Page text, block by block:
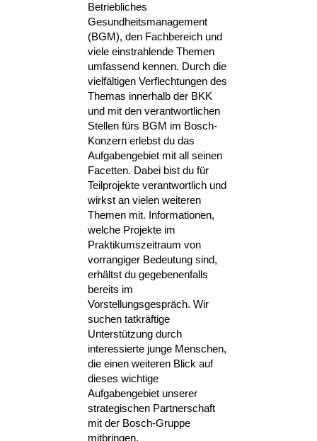
Betriebliches
Gesundheitsmanagement
(BGM), den Fachbereich und
viele einstrahlende Themen
umfassend kennen. Durch die
vielfältigen Verflechtungen des
Themas innerhalb der BKK
und mit den verantwortlichen
Stellen fürs BGM im Bosch-
Konzern erlebst du das
Aufgabengebiet mit all seinen
Facetten. Dabei bist du für
Teilprojekte verantwortlich und
wirkst an vielen weiteren
Themen mit. Informationen,
welche Projekte im
Praktikumszeitraum von
vorrangiger Bedeutung sind,
erhältst du gegebenenfalls
bereits im
Vorstellungsgespräch. Wir
suchen tatkräftige
Unterstützung durch
interessierte junge Menschen,
die einen weiteren Blick auf
dieses wichtige
Aufgabengebiet unserer
strategischen Partnerschaft
mit der Bosch-Gruppe
mitbringen.